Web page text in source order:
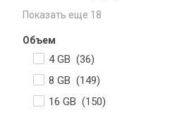
Показать еще 18
Объем
4 GB (36)
8 GB (149)
16 GB (150)